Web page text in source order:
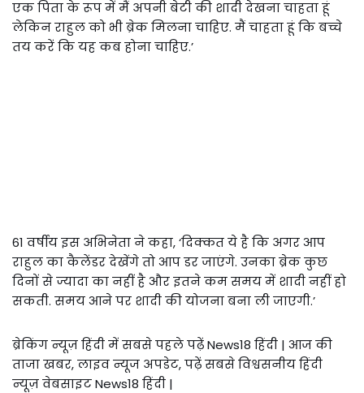
एक पिता के रूप में मैं अपनी बेटी की शादी देखना चाहता हूं
लेकिन राहुल को भी ब्रेक मिलना चाहिए. मैं चाहता हूं कि बच्चे
तय करें कि यह कब होना चाहिए.’
61 वर्षीय इस अभिनेता ने कहा, ‘दिक्कत ये है कि अगर आप
राहुल का कैलेंडर देखेंगे तो आप डर जाएंगे. उनका ब्रेक कुछ
दिनों से ज्यादा का नहीं है और इतने कम समय में शादी नहीं हो
सकती. समय आने पर शादी की योजना बना ली जाएगी.’
ब्रेकिंग न्यूज़ हिंदी में सबसे पहले पढ़ें News18 हिंदी | आज की
ताजा खबर, लाइव न्यूज अपडेट, पढ़ें सबसे विश्वसनीय हिंदी
न्यूज़ वेबसाइट News18 हिंदी |